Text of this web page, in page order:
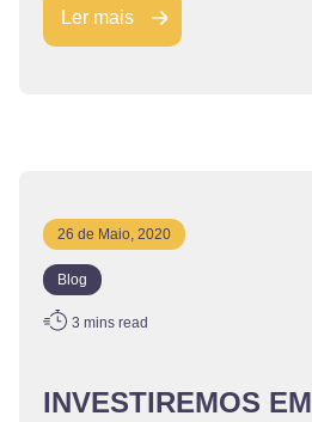
Ler mais
26 de Maio, 2020
Blog
3 mins read
INVESTIREMOS EM